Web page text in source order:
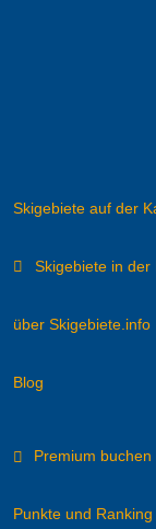
Skigebiete auf der
Skigebiete in der
über Skigebiete.info
Blog
Premium buchen
Punkte und Ranking